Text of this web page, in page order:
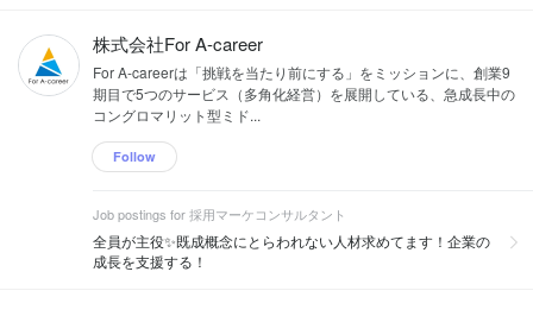
株式会社For A-career
For A-careerは「挑戦を当たり前にする」をミッションに、創業9
期目で5つのサービス（多角化経営）を展開している、急成長中の
コングロマリット型ミド...
Follow
Job postings for 採用マーケコンサルタント
全員が主役✨既成概念にとらわれない人材求めてます！企業の
成長を支援する！